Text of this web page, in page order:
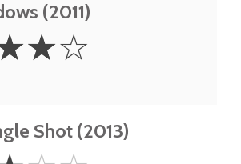
(2011)
☆☆
Shot (2013)